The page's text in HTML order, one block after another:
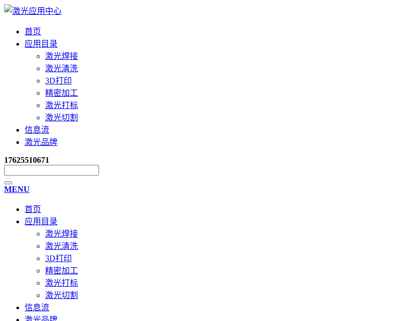
首页
应用目录
激光焊接
激光清洗
3D打印
精密加工
激光打标
激光切割
信息流
激光品牌
17625510671
MENU
首页
应用目录
激光焊接
激光清洗
3D打印
精密加工
激光打标
激光切割
信息流